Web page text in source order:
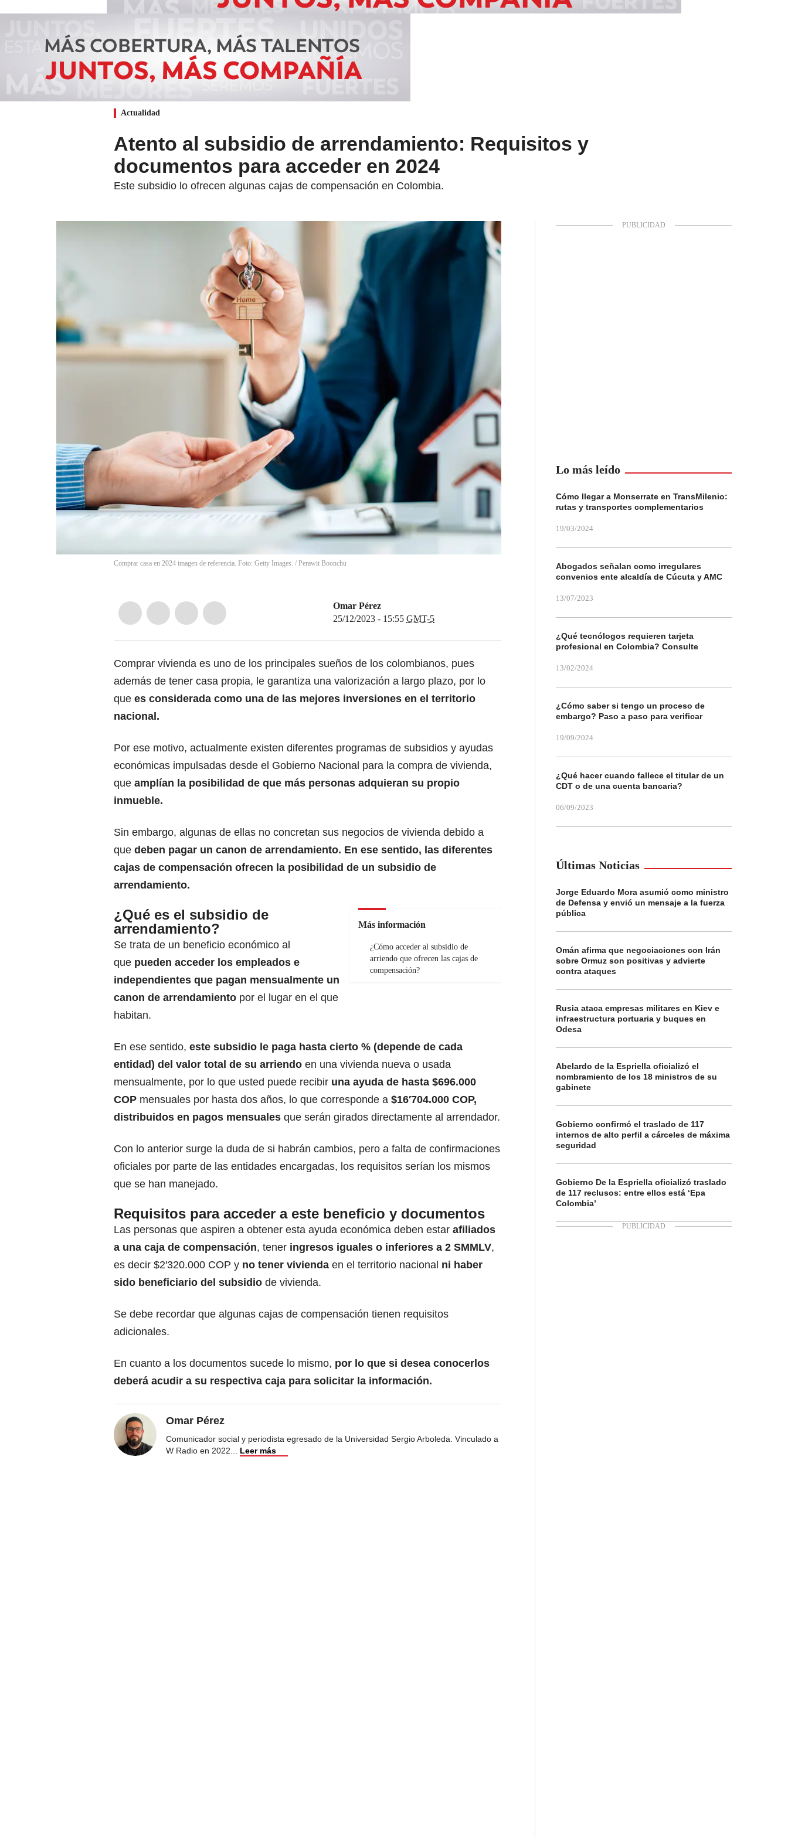
Actualidad
Atento al subsidio de arrendamiento: Requisitos y
documentos para acceder en 2024
Este subsidio lo ofrecen algunas cajas de compensación en Colombia.
Comprar casa en 2024 imagen de referencia. Foto: Getty Images. / Perawit Boonchu
Omar Pérez
25/12/2023 - 15:55 GMT-5
Comprar vivienda es uno de los principales sueños de los colombianos, pues
además de tener casa propia, le garantiza una valorización a largo plazo, por lo
que es considerada como una de las mejores inversiones en el territorio
nacional.
Por ese motivo, actualmente existen diferentes programas de subsidios y ayudas
económicas impulsadas desde el Gobierno Nacional para la compra de vivienda,
que amplían la posibilidad de que más personas adquieran su propio
inmueble.
Sin embargo, algunas de ellas no concretan sus negocios de vivienda debido a
que deben pagar un canon de arrendamiento. En ese sentido, las diferentes
cajas de compensación ofrecen la posibilidad de un subsidio de
arrendamiento.
Más información
¿Cómo acceder al subsidio de
arriendo que ofrecen las cajas de
compensación?
¿Qué es el subsidio de
arrendamiento?
Se trata de un beneficio económico al
que pueden acceder los empleados e
independientes que pagan mensualmente un
canon de arrendamiento por el lugar en el que
habitan.
En ese sentido, este subsidio le paga hasta cierto % (depende de cada
entidad) del valor total de su arriendo en una vivienda nueva o usada
mensualmente, por lo que usted puede recibir una ayuda de hasta $696.000
COP mensuales por hasta dos años, lo que corresponde a $16′704.000 COP,
distribuidos en pagos mensuales que serán girados directamente al arrendador.
Con lo anterior surge la duda de si habrán cambios, pero a falta de confirmaciones
oficiales por parte de las entidades encargadas, los requisitos serían los mismos
que se han manejado.
Requisitos para acceder a este beneficio y documentos
Las personas que aspiren a obtener esta ayuda económica deben estar afiliados
a una caja de compensación, tener ingresos iguales o inferiores a 2 SMMLV,
es decir $2′320.000 COP y no tener vivienda en el territorio nacional ni haber
sido beneficiario del subsidio de vivienda.
Se debe recordar que algunas cajas de compensación tienen requisitos
adicionales.
En cuanto a los documentos sucede lo mismo, por lo que si desea conocerlos
deberá acudir a su respectiva caja para solicitar la información.
Omar Pérez
Comunicador social y periodista egresado de la Universidad Sergio Arboleda. Vinculado a
W Radio en 2022... Leer más
Lo más leído
Cómo llegar a Monserrate en TransMilenio:
rutas y transportes complementarios
19/03/2024
Abogados señalan como irregulares
convenios ente alcaldía de Cúcuta y AMC
13/07/2023
¿Qué tecnólogos requieren tarjeta
profesional en Colombia? Consulte
13/02/2024
¿Cómo saber si tengo un proceso de
embargo? Paso a paso para verificar
19/09/2024
¿Qué hacer cuando fallece el titular de un
CDT o de una cuenta bancaria?
06/09/2023
Últimas Noticias
Jorge Eduardo Mora asumió como ministro
de Defensa y envió un mensaje a la fuerza
pública
Omán afirma que negociaciones con Irán
sobre Ormuz son positivas y advierte
contra ataques
Rusia ataca empresas militares en Kiev e
infraestructura portuaria y buques en
Odesa
Abelardo de la Espriella oficializó el
nombramiento de los 18 ministros de su
gabinete
Gobierno confirmó el traslado de 117
internos de alto perfil a cárceles de máxima
seguridad
Gobierno De la Espriella oficializó traslado
de 117 reclusos: entre ellos está ‘Epa
Colombia’